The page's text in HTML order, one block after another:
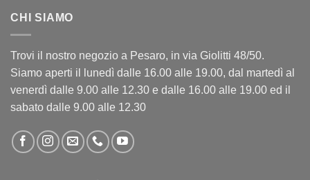
CHI SIAMO
Trovi il nostro negozio a Pesaro, in via Giolitti 48/50.
Siamo aperti il lunedì dalle 16.00 alle 19.00, dal martedì al
venerdì dalle 9.00 alle 12.30 e dalle 16.00 alle 19.00 ed il
sabato dalle 9.00 alle 12.30